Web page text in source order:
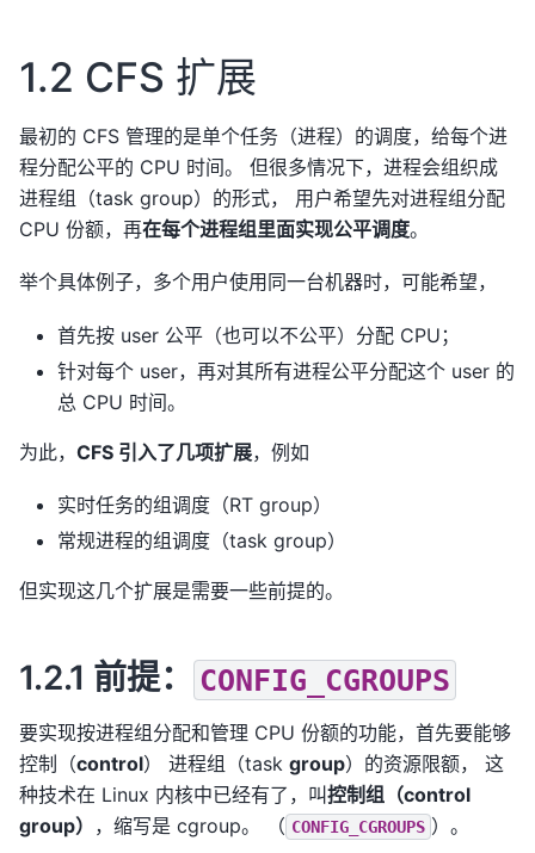
1.2 CFS 扩展
最初的 CFS 管理的是单个任务（进程）的调度，给每个进
程分配公平的 CPU 时间。 但很多情况下，进程会组织成
进程组（task group）的形式， 用户希望先对进程组分配
CPU 份额，再在每个进程组里面实现公平调度。
举个具体例子，多个用户使用同一台机器时，可能希望，
首先按 user 公平（也可以不公平）分配 CPU；
针对每个 user，再对其所有进程公平分配这个 user 的
总 CPU 时间。
为此， CFS 引入了几项扩展，例如
实时任务的组调度（RT group）
常规进程的组调度（task group）
但实现这几个扩展是需要一些前提的。
1.2.1 前提： CONFIG_CGROUPS
要实现按进程组分配和管理 CPU 份额的功能，首先要能够
控制（control） 进程组（task group）的资源限额， 这
种技术在 Linux 内核中已经有了，叫控制组（control
group） ，缩写是 cgroup。 （ CONFIG_CGROUPS ）。